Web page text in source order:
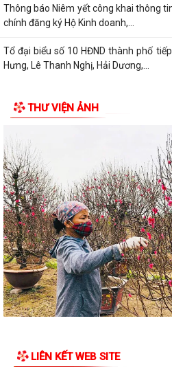
Thông báo Niêm yết công khai thông
chính đăng ký Hộ Kinh doanh,...
Tổ đại biểu số 10 HĐND thành phố
Hưng, Lê Thanh Nghị, Hải Dương,...
THƯ VIỆN ẢNH
LIÊN KẾT WEB SITE